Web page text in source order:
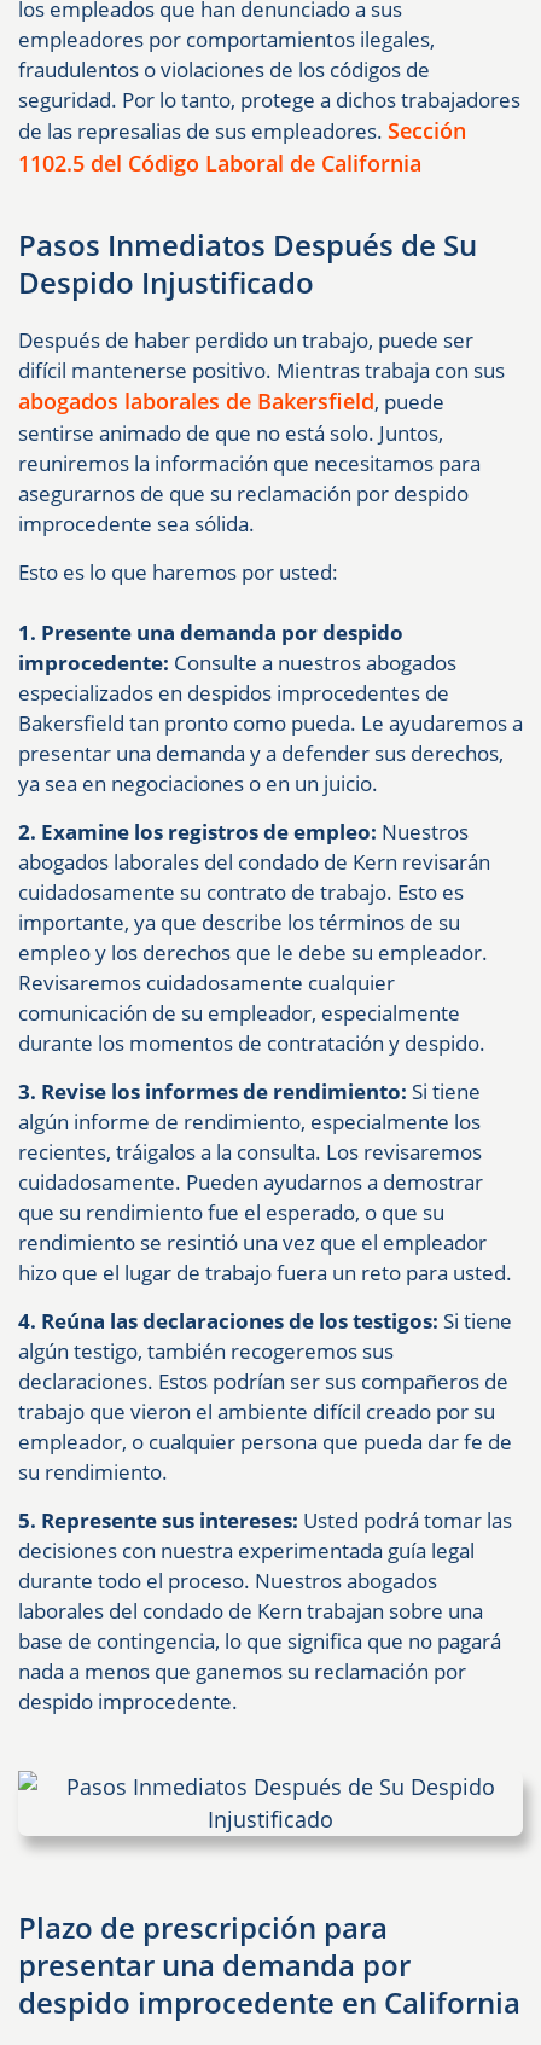
los empleados que han denunciado a sus
empleadores por comportamientos ilegales,
fraudulentos o violaciones de los códigos de
seguridad. Por lo tanto, protege a dichos trabajadores
de las represalias de sus empleadores. Sección
1102.5 del Código Laboral de California
Pasos Inmediatos Después de Su
Despido Injustificado
Después de haber perdido un trabajo, puede ser
difícil mantenerse positivo. Mientras trabaja con sus
abogados laborales de Bakersfield, puede
sentirse animado de que no está solo. Juntos,
reuniremos la información que necesitamos para
asegurarnos de que su reclamación por despido
improcedente sea sólida.
Esto es lo que haremos por usted:
1. Presente una demanda por despido
improcedente: Consulte a nuestros abogados
especializados en despidos improcedentes de
Bakersfield tan pronto como pueda. Le ayudaremos a
presentar una demanda y a defender sus derechos,
ya sea en negociaciones o en un juicio.
2. Examine los registros de empleo: Nuestros
abogados laborales del condado de Kern revisarán
cuidadosamente su contrato de trabajo. Esto es
importante, ya que describe los términos de su
empleo y los derechos que le debe su empleador.
Revisaremos cuidadosamente cualquier
comunicación de su empleador, especialmente
durante los momentos de contratación y despido.
3. Revise los informes de rendimiento: Si tiene
algún informe de rendimiento, especialmente los
recientes, tráigalos a la consulta. Los revisaremos
cuidadosamente. Pueden ayudarnos a demostrar
que su rendimiento fue el esperado, o que su
rendimiento se resintió una vez que el empleador
hizo que el lugar de trabajo fuera un reto para usted.
4. Reúna las declaraciones de los testigos: Si tiene
algún testigo, también recogeremos sus
declaraciones. Estos podrían ser sus compañeros de
trabajo que vieron el ambiente difícil creado por su
empleador, o cualquier persona que pueda dar fe de
su rendimiento.
5. Represente sus intereses: Usted podrá tomar las
decisiones con nuestra experimentada guía legal
durante todo el proceso. Nuestros abogados
laborales del condado de Kern trabajan sobre una
base de contingencia, lo que significa que no pagará
nada a menos que ganemos su reclamación por
despido improcedente.
Plazo de prescripción para
presentar una demanda por
despido improcedente en California